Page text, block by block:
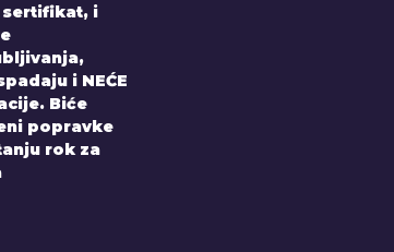
sertifikat, i
i NEĆE
Biće
popravke
rok za